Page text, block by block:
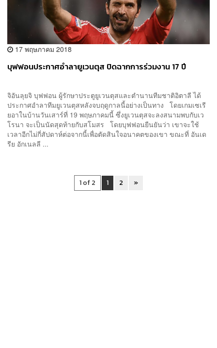
17 พฤษภาคม 2018
บุฟฟอนประกาศอำลายูเวนตุส ปิดฉากการร่วมงาน 17 ปี
จิอันลุยจิ บุฟฟอน ผู้รักษาประตูยูเวนตุสและตำนานทีมชาติอิตาลี ได้
ประกาศอำลาทีมยูเวนตุสหลังจบฤดูกาลนี้อย่างเป็นทาง โดยเกมเซเรี
ยอาในบ้านวันเสาร์ที่ 19 พฤษภาคมนี้ ซึ่งยูเวนตุสจะลงสนามพบกับเว
โรนา จะเป็นนัดสุดท้ายกับสโมสร โดยบุฟฟอนยืนยันว่า เขาจะใช้
เวลาอีกไม่กี่สัปดาห์ต่อจากนี้เพื่อตัดสินใจอนาคตของเขา ขณะที่ อันเด
รีย อักเนลลี ...
1 of 2 1 2 »